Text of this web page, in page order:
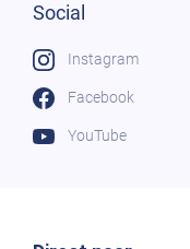
Social
Instagram
Facebook
YouTube